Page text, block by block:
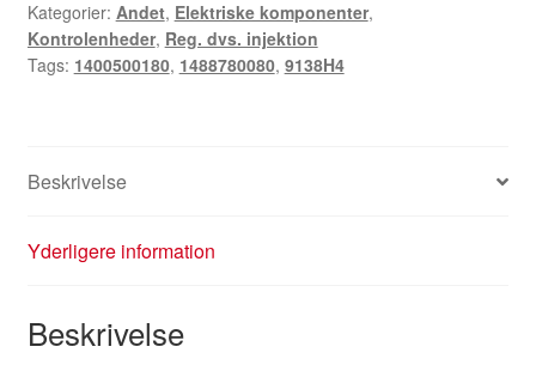
Peugeot
1400500180
9138H4
Kategorier: Andet, Elektriske komponenter,
Kontrolenheder, Reg. dvs. injektion
Tags: 1400500180, 1488780080, 9138H4
Beskrivelse
Yderligere information
Beskrivelse